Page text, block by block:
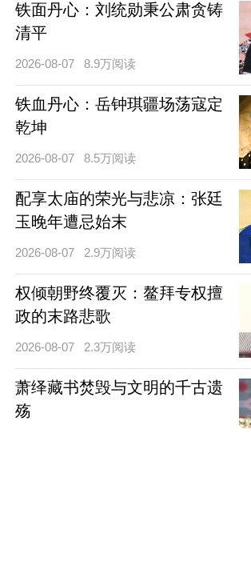
铁面丹心：刘统勋秉公肃贪铸
清平
2026-08-07 8.9万阅读
铁血丹心：岳钟琪疆场荡寇定
乾坤
2026-08-07 8.5万阅读
配享太庙的荣光与悲凉：张廷
玉晚年遭忌始末
2026-08-07 2.9万阅读
权倾朝野终覆灭：鳌拜专权擅
政的末路悲歌
2026-08-07 2.3万阅读
萧绎藏书焚毁与文明的千古遗
殇